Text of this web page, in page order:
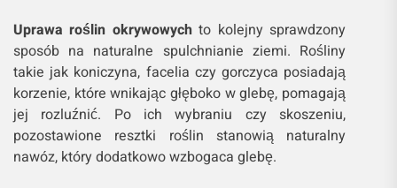
Uprawa roślin okrywowychto kolejny sprawdzony
sposób na naturalne spulchnianie ziemi. Rośliny
takie jak koniczyna, facelia czy gorczyca posiadają
korzenie, które wnikając głęboko w glebę, pomagają
jej rozluźnić. Po ich wybraniu czy skoszeniu,
pozostawione resztki roślin stanowią naturalny
nawóz, który dodatkowo wzbogaca glebę.